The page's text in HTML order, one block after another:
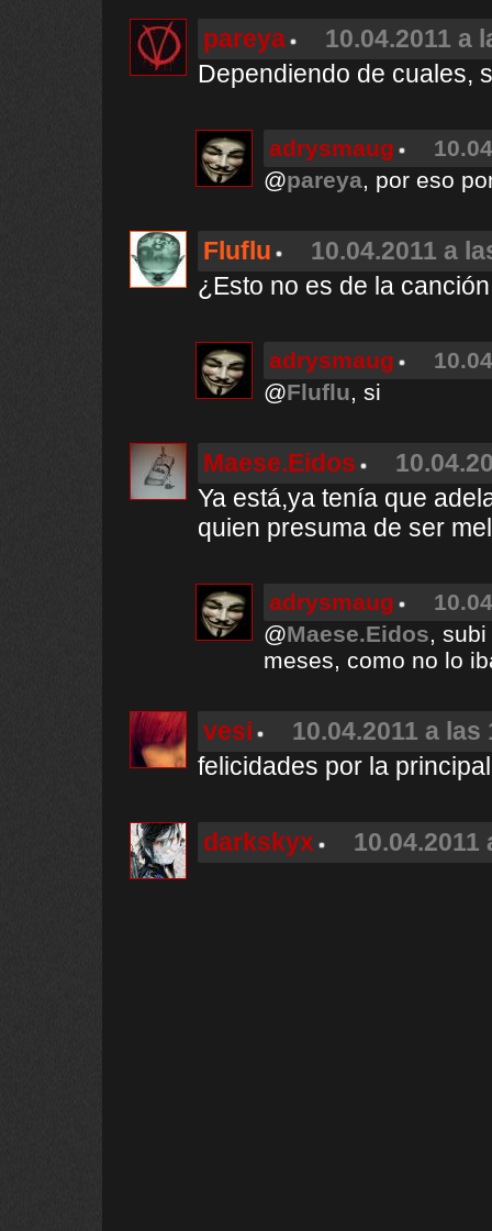
pareya
10.04.2011 a
Dependiendo de cuales,
adrysmaug
@pareya, por eso
Fluflu
10.04.2011 a
¿Esto no es de la
adrysmaug
@Fluflu, si
Maese.Eidos
Ya está,ya tenía que
quien presuma de ser
adrysmaug
@Maese.Eidos,
meses, como no lo
vesi
10.04.2011 a las
felicidades por la
darkskyx 10.04.2011